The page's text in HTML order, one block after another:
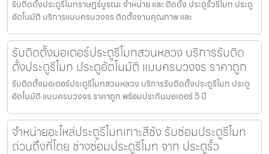
รับติดตั้งประตูรีโมทราษฎร์บูรณะ จำหน่าย และ ติดตั้ง ประตูรั้วรีโมท ประตู
อัตโนมัติ บริการแบบครบวงจร ติดตั้งงานคุณภาพ และ
รับติดตั้งมอเตอร์ประตูรีโมทสวนหลวง บริการรับติด
ตั้งประตูรีโมท ประตูอัตโนมัติ แบบครบวงจร ราคาถูก
รับติดตั้งมอเตอร์ประตูรีโมทสวนหลวง บริการรับติดตั้งประตูรีโมท ประตู
อัตโนมัติ แบบครบวงจร ราคาถูก พร้อมประกันมอเตอร์ 5 ปี
จำหน่ายอะไหล่ประตูรีโมทเกาะสีชัง รับซ่อมประตูรีโมท
ด่วนถึงที่โดย ช่างซ่อมประตูรีโมท จาก ประตูรั้ว